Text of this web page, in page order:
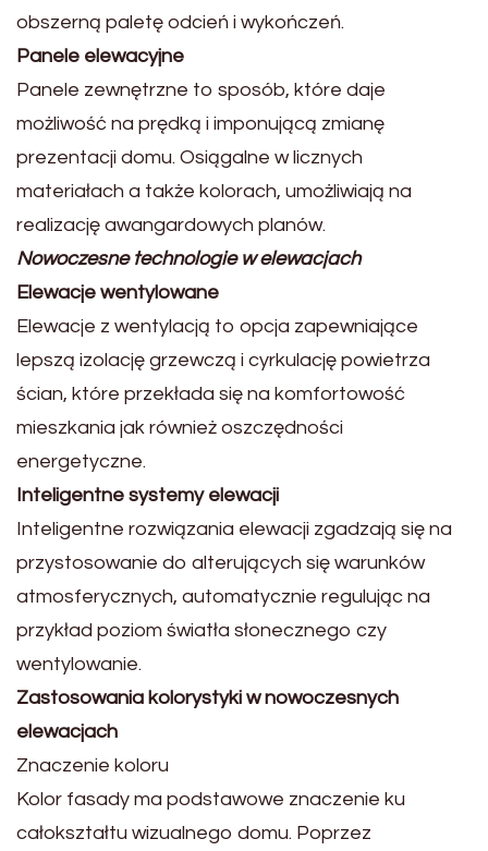
obszerną paletę odcień i wykończeń.
Panele elewacyjne
Panele zewnętrzne to sposób, które daje
możliwość na prędką i imponującą zmianę
prezentacji domu. Osiągalne w licznych
materiałach a także kolorach, umożliwiają na
realizację awangardowych planów.
Nowoczesne technologie w elewacjach
Elewacje wentylowane
Elewacje z wentylacją to opcja zapewniające
lepszą izolację grzewczą i cyrkulację powietrza
ścian, które przekłada się na komfortowość
mieszkania jak również oszczędności
energetyczne.
Inteligentne systemy elewacji
Inteligentne rozwiązania elewacji zgadzają się na
przystosowanie do alterujących się warunków
atmosferycznych, automatycznie regulując na
przykład poziom światła słonecznego czy
wentylowanie.
Zastosowania kolorystyki w nowoczesnych
elewacjach
Znaczenie koloru
Kolor fasady ma podstawowe znaczenie ku
całokształtu wizualnego domu. Poprzez